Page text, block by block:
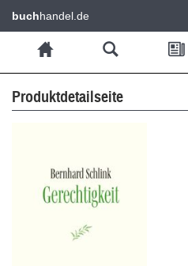
buchhandel.de
Produktdetailseite